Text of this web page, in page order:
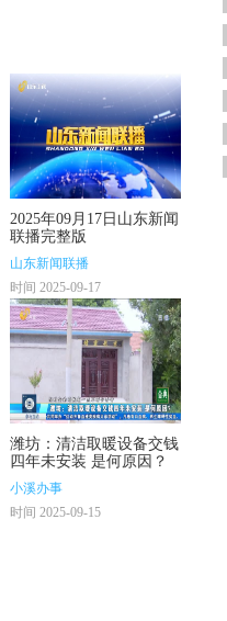
2025年09月17日山东新闻
联播完整版
山东新闻联播
时间 2025-09-17
潍坊：清洁取暖设备交钱
四年未安装 是何原因？
小溪办事
时间 2025-09-15